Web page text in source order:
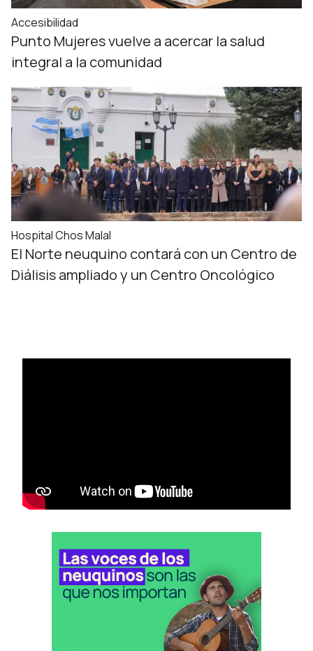
Accesibilidad
Punto Mujeres vuelve a acercar la salud
integral a la comunidad
Hospital Chos Malal
El Norte neuquino contará con un Centro de
Diálisis ampliado y un Centro Oncológico